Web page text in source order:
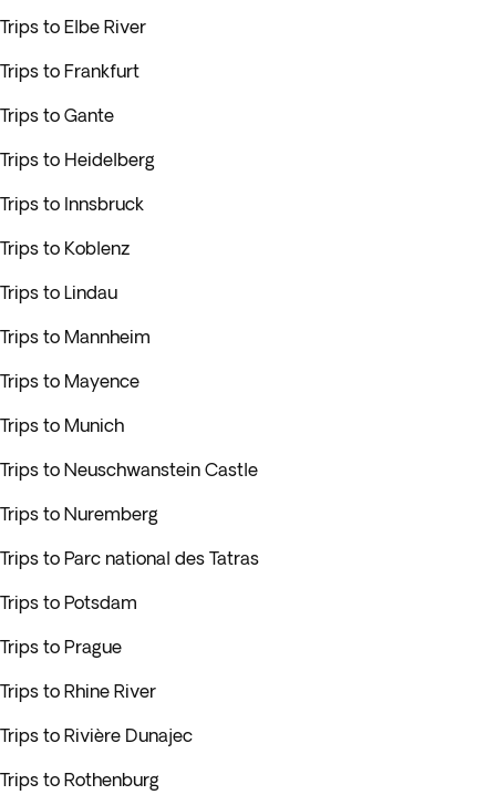
Trips to Elbe River
Trips to Frankfurt
Trips to Gante
Trips to Heidelberg
Trips to Innsbruck
Trips to Koblenz
Trips to Lindau
Trips to Mannheim
Trips to Mayence
Trips to Munich
Trips to Neuschwanstein Castle
Trips to Nuremberg
Trips to Parc national des Tatras
Trips to Potsdam
Trips to Prague
Trips to Rhine River
Trips to Rivière Dunajec
Trips to Rothenburg